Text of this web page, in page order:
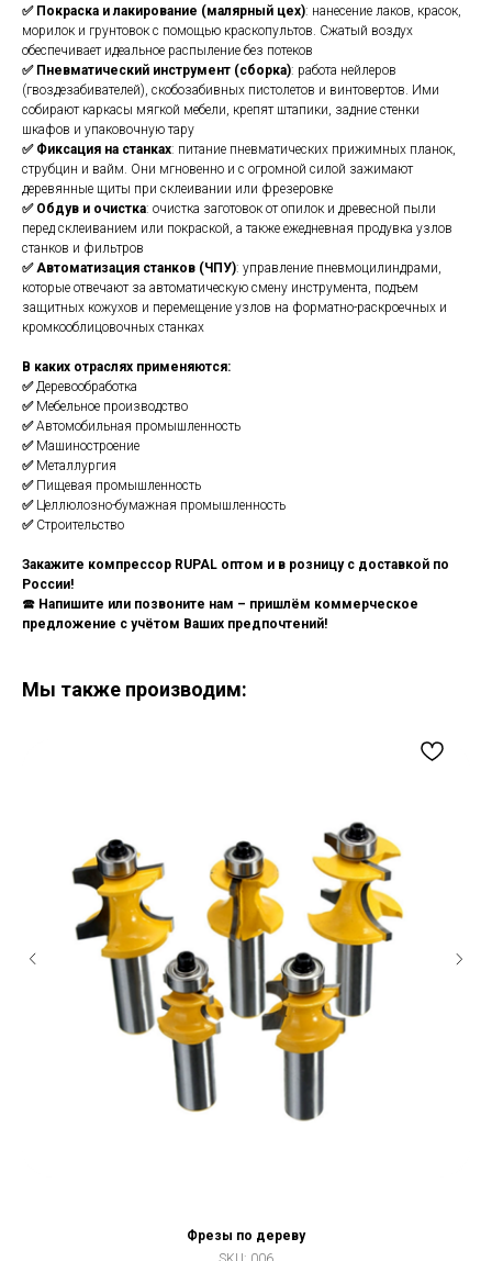
✅ Покраска и лакирование (малярный цех): нанесение лаков, красок,
морилок и грунтовок с помощью краскопультов. Сжатый воздух
обеспечивает идеальное распыление без потеков
✅ Пневматический инструмент (сборка): работа нейлеров
(гвоздезабивателей), скобозабивных пистолетов и винтовертов. Ими
собирают каркасы мягкой мебели, крепят штапики, задние стенки
шкафов и упаковочную тару
✅ Фиксация на станках: питание пневматических прижимных планок,
струбцин и вайм. Они мгновенно и с огромной силой зажимают
деревянные щиты при склеивании или фрезеровке
✅ Обдув и очистка: очистка заготовок от опилок и древесной пыли
перед склеиванием или покраской, а также ежедневная продувка узлов
станков и фильтров
✅ Автоматизация станков (ЧПУ): управление пневмоцилиндрами,
которые отвечают за автоматическую смену инструмента, подъем
защитных кожухов и перемещение узлов на форматно-раскроечных и
кромкооблицовочных станках
В каких отраслях применяются:
✅Деревообработка
✅ Мебельное производство
✅Автомобильная промышленность
✅ Машиностроение
✅ Металлургия
✅ Пищевая промышленность
✅ Целлюлозно-бумажная промышленность
✅ Строительство
Закажите компрессор RUPAL оптом и в розницу с доставкой по
России!
🕿 Напишите или позвоните нам – пришлём коммерческое
предложение с учётом Ваших предпочтений!
Мы также производим:
Фрезы по дереву